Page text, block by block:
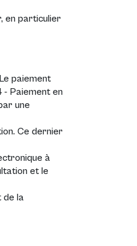
en particulier
paiement
- Paiement en
une
Ce dernier
à
et le
de la